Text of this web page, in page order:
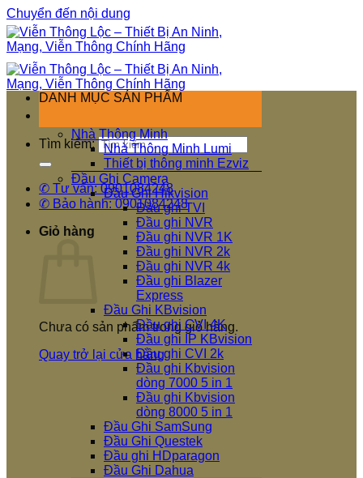
Chuyển đến nội dung
Tìm kiếm:
✆ Tư vấn: 0901084248
✆ Bảo hành: 0901084248
Giỏ hàng
Chưa có sản phẩm trong giỏ hàng.
Quay trở lại cửa hàng
DANH MỤC SẢN PHẨM
Nhà Thông Minh
Nhà Thông Minh Lumi
Thiết bị thông minh Ezviz
Đầu Ghi Camera
Đầu Ghi Hikvision
Đầu ghi TVI
Đầu ghi NVR
Đầu ghi NVR 1K
Đầu ghi NVR 2k
Đầu ghi NVR 4k
Đầu ghi Blazer
Express
Đầu Ghi KBvision
Đầu ghi CVI 4K
Đầu ghi IP KBvision
Đầu ghi CVI 2k
Đầu ghi Kbvision
dòng 7000 5 in 1
Đầu ghi Kbvision
dòng 8000 5 in 1
Đầu Ghi SamSung
Đầu Ghi Questek
Đầu ghi HDparagon
Đầu Ghi Dahua